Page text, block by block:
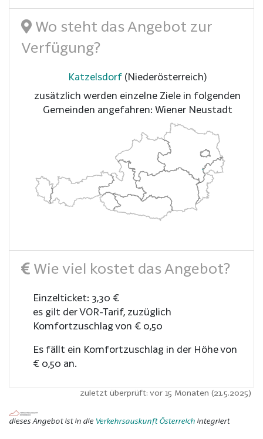
Wo steht das Angebot zur
Verfügung?
Katzelsdorf (Niederösterreich)
zusätzlich werden einzelne Ziele in folgenden
Gemeinden angefahren: Wiener Neustadt
Wie viel kostet das Angebot?
Einzelticket: 3,30 €
es gilt der VOR-Tarif, zuzüglich
Komfortzuschlag von € 0,50
Es fällt ein Komfortzuschlag in der Höhe von
€ 0,50 an.
zuletzt überprüft: vor 15 Monaten (21.5.2025)
dieses Angebot ist in die Verkehrsauskunft Österreich integriert